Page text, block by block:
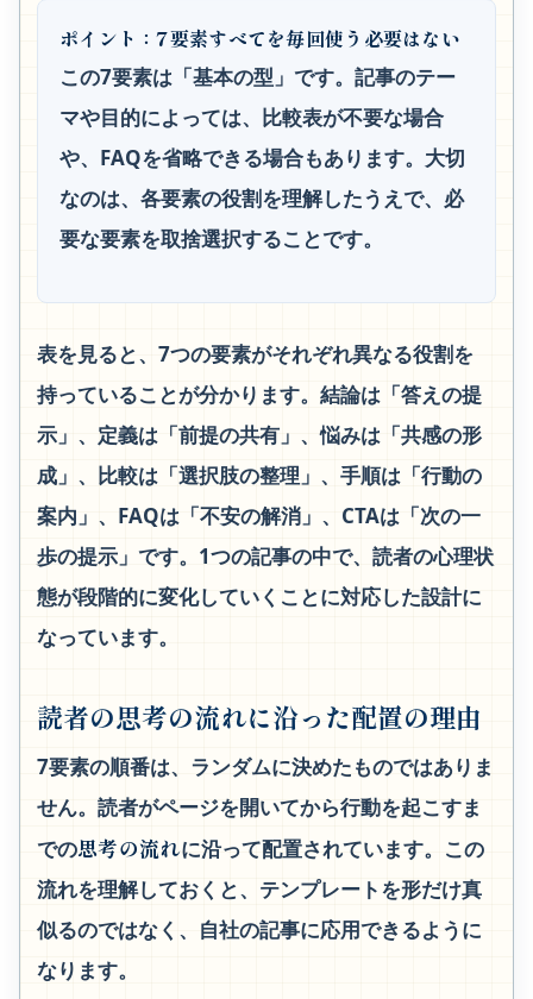
ポイント：7要素すべてを毎回使う必要はない
この7要素は「基本の型」です。記事のテー
マや目的によっては、比較表が不要な場合
や、FAQを省略できる場合もあります。大切
なのは、各要素の役割を理解したうえで、必
要な要素を取捨選択することです。
表を見ると、7つの要素がそれぞれ異なる役割を
持っていることが分かります。結論は「答えの提
示」、定義は「前提の共有」、悩みは「共感の形
成」、比較は「選択肢の整理」、手順は「行動の
案内」、FAQは「不安の解消」、CTAは「次の一
歩の提示」です。1つの記事の中で、読者の心理状
態が段階的に変化していくことに対応した設計に
なっています。
読者の思考の流れに沿った配置の理由
7要素の順番は、ランダムに決めたものではありま
せん。読者がページを開いてから行動を起こすま
での思考の流れに沿って配置されています。この
流れを理解しておくと、テンプレートを形だけ真
似るのではなく、自社の記事に応用できるように
なります。